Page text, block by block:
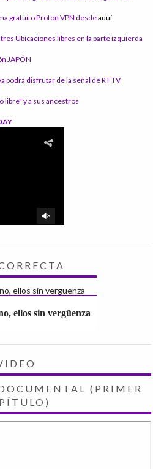
gratuito Proton VPN desdeaquí:
Ubicaciones libres en la parte izquierda
JAPÓN
podrá disfrutar de la señal de RT TV
libre" y a sus ancestros
ellos sin vergüenza
(PRIMER